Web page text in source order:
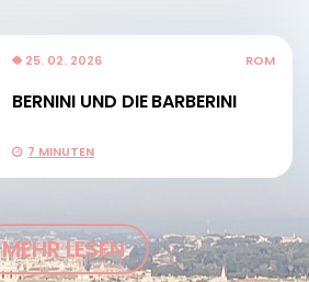
25. 02. 2026 ROM
BERNINI UND DIE BARBERINI
7 MINUTEN
MEHR LESEN